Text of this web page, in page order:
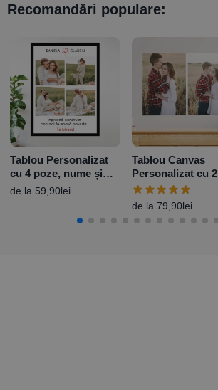
Recomandări populare:
Tablou Personalizat
cu 4 poze, nume și
mesaj
de la 59,90lei
Tablou Canvas
Personalizat cu 2
poze
de la79,90lei